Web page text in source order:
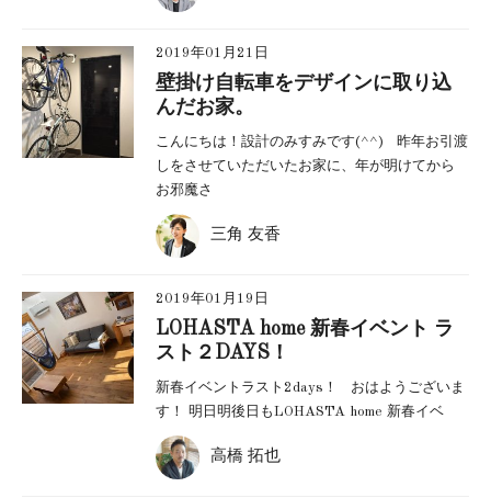
2019年01月21日
壁掛け自転車をデザインに取り込
んだお家。
こんにちは！設計のみすみです(^^) 昨年お引渡
しをさせていただいたお家に、年が明けてから
お邪魔さ
三角 友香
2019年01月19日
LOHASTA home 新春イベント ラ
スト２DAYS！
新春イベントラスト2days！ おはようございま
す！ 明日明後日もLOHASTA home 新春イベ
高橋 拓也